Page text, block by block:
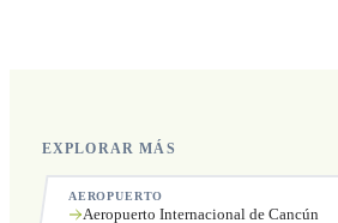
EXPLORAR MÁS
AEROPUERTO
Aeropuerto Internacional de Cancún